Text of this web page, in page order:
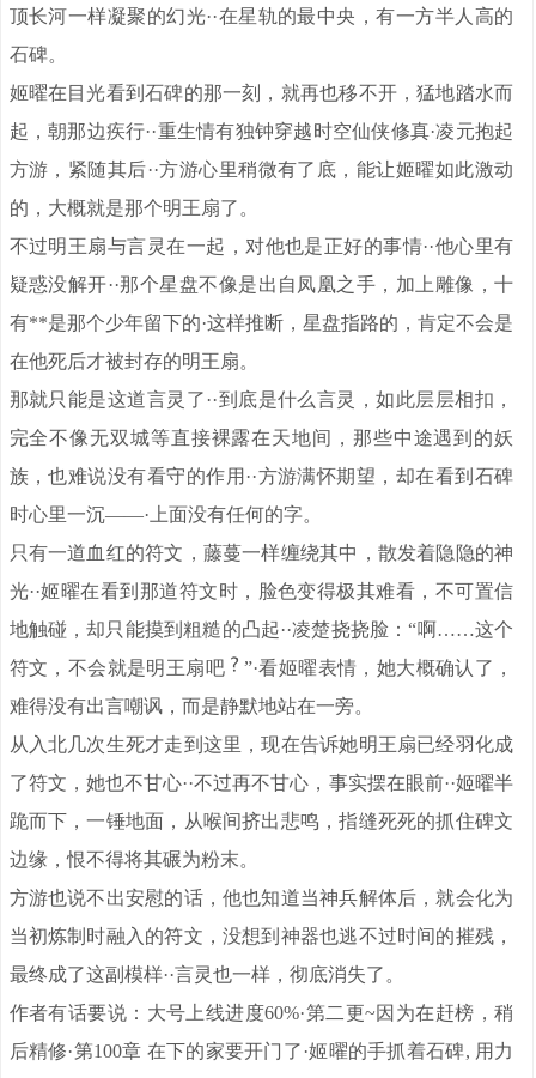
顶长河一样凝聚的幻光··在星轨的最中央，有一方半人高的
石碑。
姬曜在目光看到石碑的那一刻，就再也移不开，猛地踏水而
起，朝那边疾行··重生情有独钟穿越时空仙侠修真·凌元抱起
方游，紧随其后··方游心里稍微有了底，能让姬曜如此激动
的，大概就是那个明王扇了。
不过明王扇与言灵在一起，对他也是正好的事情··他心里有
疑惑没解开··那个星盘不像是出自凤凰之手，加上雕像，十
有**是那个少年留下的·这样推断，星盘指路的，肯定不会是
在他死后才被封存的明王扇。
那就只能是这道言灵了··到底是什么言灵，如此层层相扣，
完全不像无双城等直接裸露在天地间，那些中途遇到的妖
族，也难说没有看守的作用··方游满怀期望，却在看到石碑
时心里一沉——·上面没有任何的字。
只有一道血红的符文，藤蔓一样缠绕其中，散发着隐隐的神
光··姬曜在看到那道符文时，脸色变得极其难看，不可置信
地触碰，却只能摸到粗糙的凸起··凌楚挠挠脸：“啊……这个
符文，不会就是明王扇吧
”·看姬曜表情，她大概确认了，
难得没有出言嘲讽，而是静默地站在一旁。
从入北几次生死才走到这里，现在告诉她明王扇已经羽化成
了符文，她也不甘心··不过再不甘心，事实摆在眼前··姬曜半
跪而下，一锤地面，从喉间挤出悲鸣，指缝死死的抓住碑文
边缘，恨不得将其碾为粉末。
方游也说不出安慰的话，他也知道当神兵解体后，就会化为
当初炼制时融入的符文，没想到神器也逃不过时间的摧残，
最终成了这副模样··言灵也一样，彻底消失了。
作者有话要说：大号上线进度60%·第二更~因为在赶榜，稍
后精修·第100章 在下的家要开门了·姬曜的手抓着石碑, 用力